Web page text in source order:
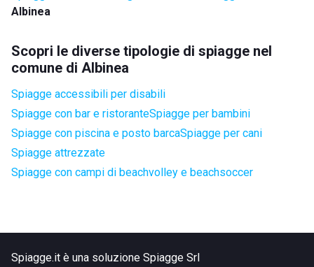
Albinea
Scopri le diverse tipologie di spiagge nel
comune di Albinea
Spiagge accessibili per disabili
Spiagge con bar e ristoranteSpiagge per bambini
Spiagge con piscina e posto barcaSpiagge per cani
Spiagge attrezzate
Spiagge con campi di beachvolley e beachsoccer
Spiagge.it è una soluzione Spiagge Srl